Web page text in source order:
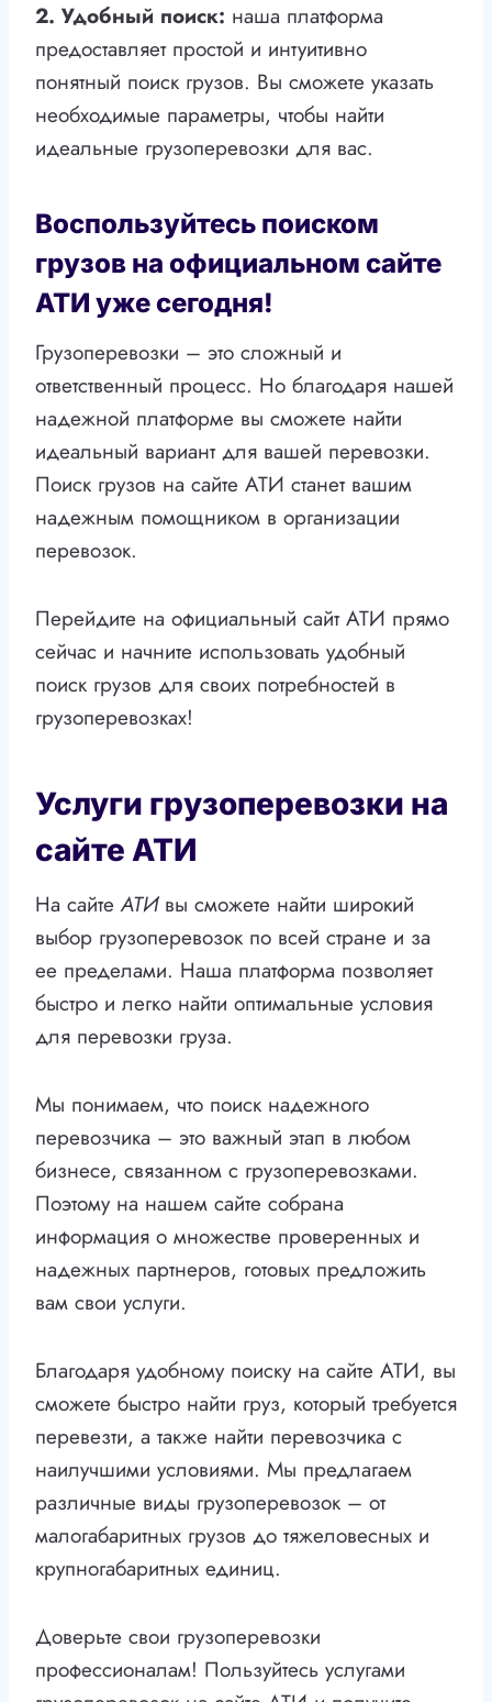
2. Удобный поиск: наша платформа
предоставляет простой и интуитивно
понятный поиск грузов. Вы сможете указать
необходимые параметры, чтобы найти
идеальные грузоперевозки для вас.
Воспользуйтесь поиском
грузов на официальном сайте
АТИ уже сегодня!
Грузоперевозки – это сложный и
ответственный процесс. Но благодаря нашей
надежной платформе вы сможете найти
идеальный вариант для вашей перевозки.
Поиск грузов на сайте АТИ станет вашим
надежным помощником в организации
перевозок.
Перейдите на официальный сайт АТИ прямо
сейчас и начните использовать удобный
поиск грузов для своих потребностей в
грузоперевозках!
Услуги грузоперевозки на
сайте АТИ
На сайтеАТИвы сможете найти широкий
выбор грузоперевозок по всей стране и за
ее пределами. Наша платформа позволяет
быстро и легко найти оптимальные условия
для перевозки груза.
Мы понимаем, что поиск надежного
перевозчика – это важный этап в любом
бизнесе, связанном с грузоперевозками.
Поэтому на нашем сайте собрана
информация о множестве проверенных и
надежных партнеров, готовых предложить
вам свои услуги.
Благодаря удобному поиску на сайте АТИ, вы
сможете быстро найти груз, который требуется
перевезти, а также найти перевозчика с
наилучшими условиями. Мы предлагаем
различные виды грузоперевозок – от
малогабаритных грузов до тяжеловесных и
крупногабаритных единиц.
Доверьте свои грузоперевозки
профессионалам! Пользуйтесь услугами